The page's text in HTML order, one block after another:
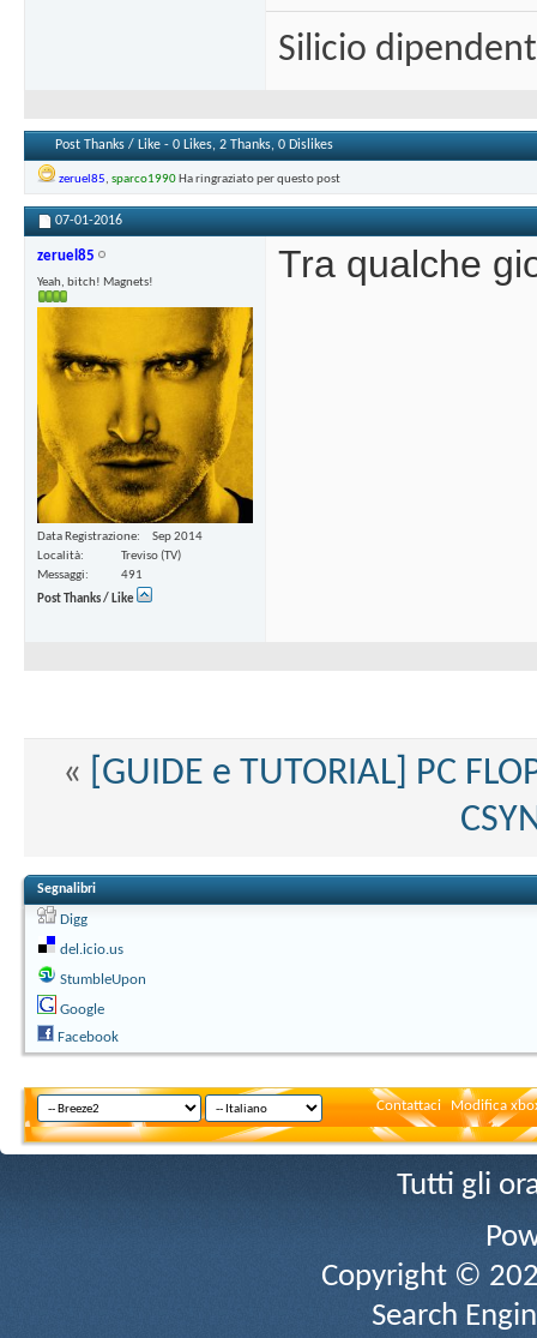
Silicio
Post Thanks / Like - 0 Likes, 2 Thanks, 0 Dislikes
zeruel85, sparco1990Ha ringraziato per questo post
07-01-2016
zeruel85
Yeah, bitch! Magnets!
Data Registrazione
Sep 2014
Località
Treviso (TV)
Messaggi
491
Post Thanks / Like
Tra qualche
«
[GUIDE e TUTORIAL] PC
Segnalibri
Digg
del.icio.us
StumbleUpon
Google
Facebook
Contattaci Modifica
Tutti gli
Copyright ©
Search